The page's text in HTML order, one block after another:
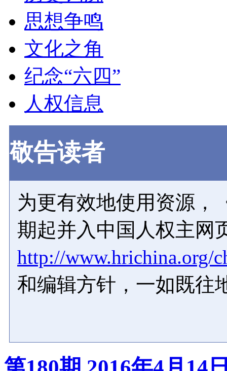
思想争鸣
文化之角
纪念“六四”
人权信息
敬告读者
为更有效地使用资源，
期起并入中国人权主网
http://www.hrichina.org/
和编辑方针，一如既往